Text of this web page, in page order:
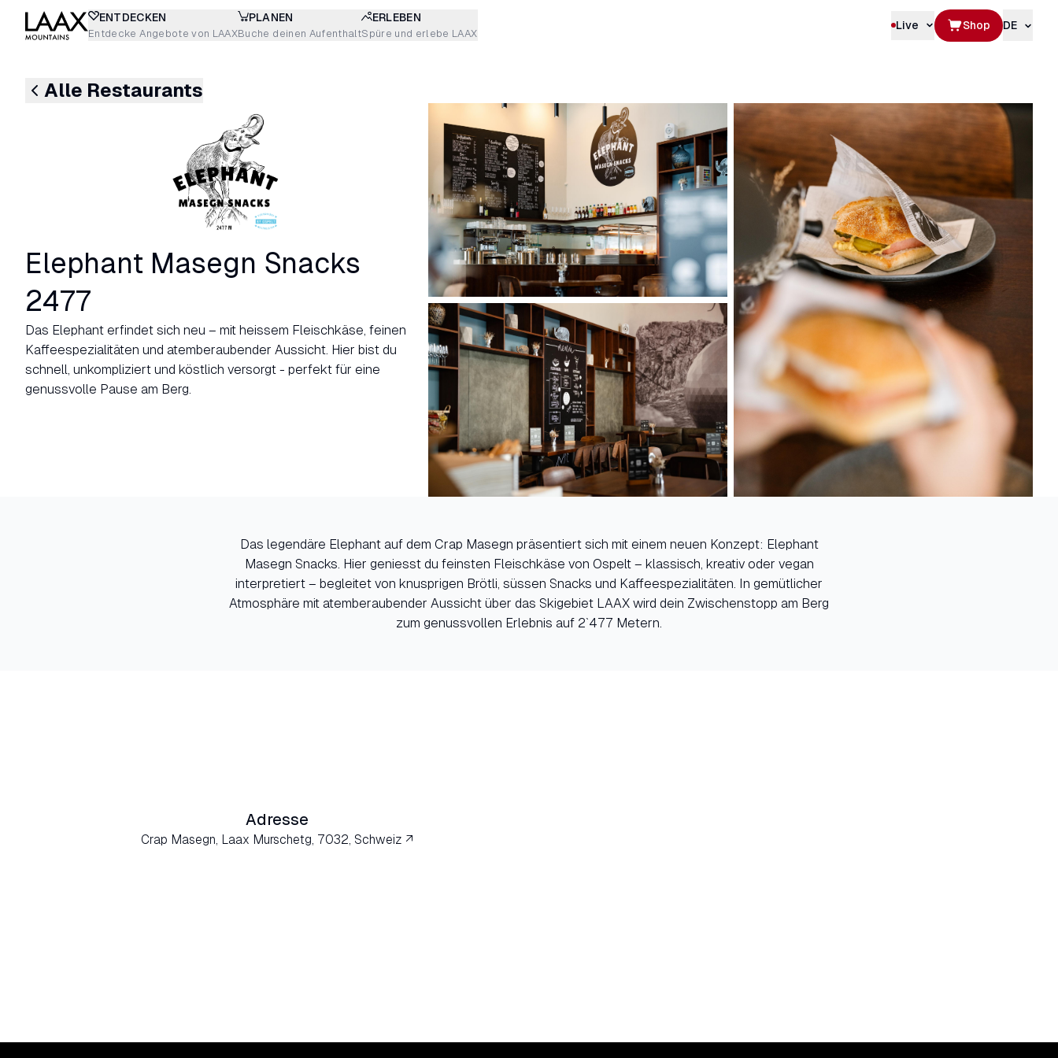
ENTDECKEN
Entdecke Angebote von LAAX
PLANEN
Buche deinen Aufenthalt
ERLEBEN
Spüre und erlebe LAAX
Live Shop DE
Alle Restaurants
Elephant Masegn Snacks
2477
Das Elephant erfindet sich neu – mit heissem Fleischkäse, feinen
Kaffeespezialitäten und atemberaubender Aussicht. Hier bist du
schnell, unkompliziert und köstlich versorgt - perfekt für eine
genussvolle Pause am Berg.
Das legendäre Elephant auf dem Crap Masegn präsentiert sich mit einem neuen Konzept: Elephant
Masegn Snacks. Hier geniesst du feinsten Fleischkäse von Ospelt – klassisch, kreativ oder vegan
interpretiert – begleitet von knusprigen Brötli, süssen Snacks und Kaffeespezialitäten. In gemütlicher
Atmosphäre mit atemberaubender Aussicht über das Skigebiet LAAX wird dein Zwischenstopp am Berg
zum genussvollen Erlebnis auf 2`477 Metern.
Adresse
Crap Masegn, Laax Murschetg, 7032, Schweiz ↗